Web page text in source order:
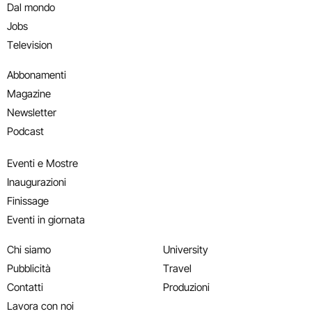
Dal mondo
Jobs
Television
Abbonamenti
Magazine
Newsletter
Podcast
Eventi e Mostre
Inaugurazioni
Finissage
Eventi in giornata
Chi siamo
Pubblicità
Contatti
Lavora con noi
University
Travel
Produzioni